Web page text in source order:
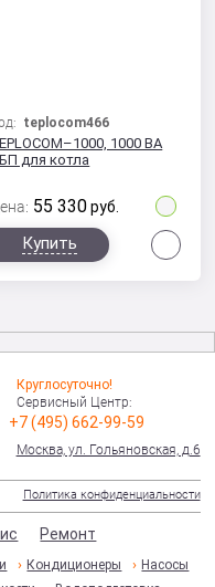
teplocom466
1000 ВА
для котла
55 330 руб.
Купить
Круглосуточно!
Сервисный Центр:
+7 (495) 662-99-59
Москва, ул. Гольяновская, д.6
Политика конфиденциальности
Ремонт
Кондиционеры
Насосы